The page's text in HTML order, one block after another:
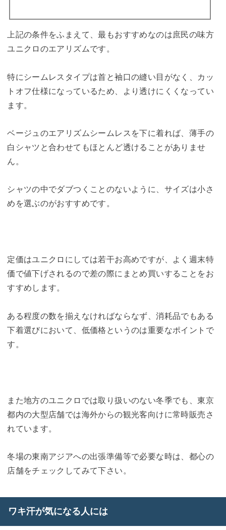
上記の条件をふまえて、最もおすすめなのは庶民の味方
ユニクロのエアリズムです。
特にシームレスタイプは首と袖口の縫い目がなく、カッ
トオフ仕様になっているため、より透けにくくなってい
ます。
ベージュのエアリズムシームレスを下に着れば、薄手の
白シャツと合わせてもほとんど透けることがありませ
ん。
シャツの中でダブつくことのないように、サイズは小さ
めを選ぶのがおすすめです。
定価はユニクロにしては若干お高めですが、よく週末特
価で値下げされるので差の際にまとめ買いすることをお
すすめします。
ある程度の数を揃えなければならなず、消耗品でもある
下着選びにおいて、低価格というのは重要なポイントで
す。
また地方のユニクロでは取り扱いのない冬季でも、東京
都内の大型店舗では海外からの観光客向けに常時販売さ
れています。
冬場の東南アジアへの出張準備等で必要な時は、都心の
店舗をチェックしてみて下さい。
ワキ汗が気になる人には